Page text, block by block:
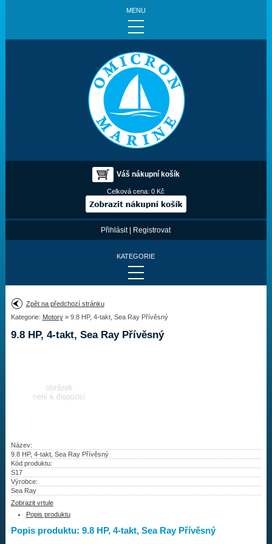
MENU
Váš nákupní košík
Celková cena:0 Kč
Přihlásit| Registrovat
KATEGORIE
Provedení:
Výrobce:
Najít vrtuli
Vrtule
Redukční pouzdra XHS
Kontakty
Aktuality
Zpět na předchozí stránku
Kategorie: Motory» 9.8 HP, 4-takt, Sea Ray Přívěsný
9.8 HP, 4-takt, Sea Ray Přívěsný
Název:
9.8 HP, 4-takt, Sea Ray Přívěsný
Kód produktu:
S17
Výrobce:
Sea Ray
Zobrazit vrtule
Popis produktu
Popis produktu: 9.8 HP, 4-takt, Sea Ray Přívěsný